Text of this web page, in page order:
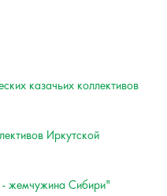
казачьих коллективов
Иркутской
жемчужина Сибири"